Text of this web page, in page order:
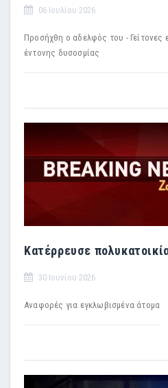
06 Ιουλίου 2026
Προσήχθη ο αδελφός του - Γείτονες
έντονης δυσοσμίας
Κατέρρευσε
30 Ιουνίου 2026
Αναφορές για εγκλωβισμένα άτομα